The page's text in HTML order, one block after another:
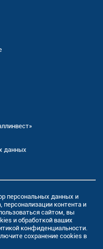
данных
персональных данных и
контента и
сайтом, вы
и обработкой ваших
конфиденциальности.
сохранение cookies в